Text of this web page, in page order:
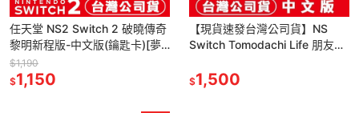
任天堂 NS2 Switch 2 破曉傳奇
黎明新程版-中文版(鑰匙卡)[夢
遊館]
$1,190
$1,150
【現貨速發台灣公司貨】NS
Switch Tomodachi Life 朋友收
$1,500